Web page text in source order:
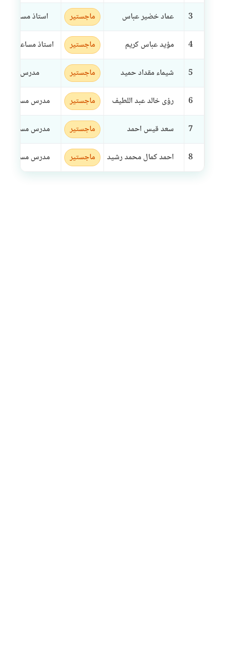
3 عماد خضير عباس ماجستير استاذ مساعد
4 مؤيد عباس كريم ماجستير استاذ مساعد فن
5 شيماء مقداد حميد ماجستير مدرس
6 رؤى خالد عبد اللطيف ماجستير مدرس مساعد
7 سعد قيس احمد ماجستير مدرس مساعد
8 احمد كمال محمد رشيد ماجستير مدرس مساعد